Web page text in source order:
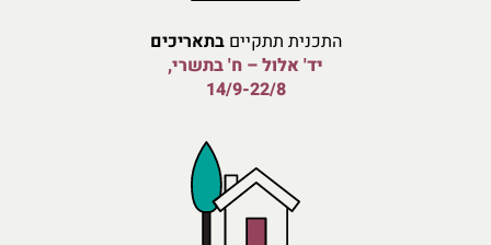
התכנית תתקייםבתאריכים
יד' אלול – ח' בתשרי,
14/9-22/8